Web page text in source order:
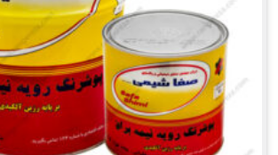
در
صفحه
محصول
انتخاب
شوند